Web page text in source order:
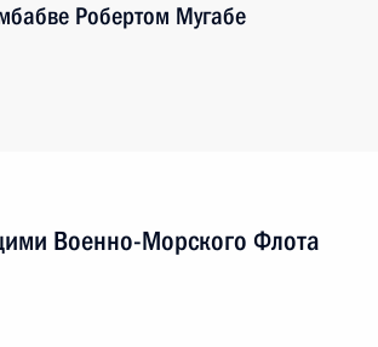
Робертом Мугабе
Военно-Морского Флота